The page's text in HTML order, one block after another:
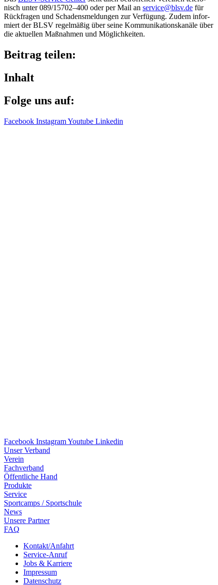
nisch unter 089/15702–400 oder per Mail an service@​blsv.​de für
Rück­fra­gen und Scha­dens­mel­dun­gen zur Verfü­gung. Zudem infor­
miert der BLSV regel­mä­ßig über seine Kommu­ni­ka­ti­ons­ka­näle über
die aktu­el­len Maßnah­men und Möglichkeiten.
Beitrag teilen:
Inhalt
Folge uns auf:
Facebook InstagramYoutube Linkedin
Facebook InstagramYoutube Linkedin
Unser Verband
Verein
Fach­ver­band
Öffent­li­che Hand
Produkte
Service
Sport­camps / Sportschule
News
Unsere Part­ner
FAQ
Kontakt/​​Anfahrt
Service-Anruf
Jobs & Karriere
Impres­sum
Daten­schutz